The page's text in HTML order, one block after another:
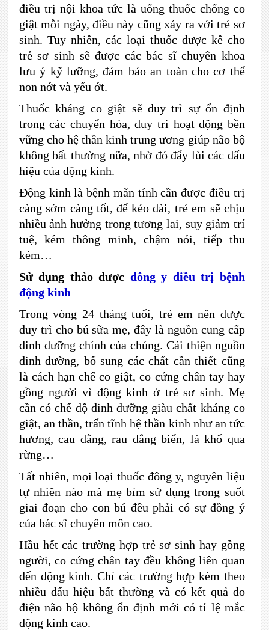
điều trị nội khoa tức là uống thuốc chống co
giật mỗi ngày, điều này cũng xảy ra với trẻ sơ
sinh. Tuy nhiên, các loại thuốc được kê cho
trẻ sơ sinh sẽ được các bác sĩ chuyên khoa
lưu ý kỹ lưỡng, đảm bảo an toàn cho cơ thể
non nớt và yếu ớt.
Thuốc kháng co giật sẽ duy trì sự ổn định
trong các chuyển hóa, duy trì hoạt động bền
vững cho hệ thần kinh trung ương giúp não bộ
không bất thường nữa, nhờ đó đẩy lùi các dấu
hiệu của động kinh.
Động kinh là bệnh mãn tính cần được điều trị
càng sớm càng tốt, để kéo dài, trẻ em sẽ chịu
nhiều ảnh hưởng trong tương lai, suy giảm trí
tuệ, kém thông minh, chậm nói, tiếp thu
kém…
Sử dụng thảo dược đông y điều trị bệnh
động kinh
Trong vòng 24 tháng tuổi, trẻ em nên được
duy trì cho bú sữa mẹ, đây là nguồn cung cấp
dinh dưỡng chính của chúng. Cải thiện nguồn
dinh dưỡng, bổ sung các chất cần thiết cũng
là cách hạn chế co giật, co cứng chân tay hay
gồng người vì động kinh ở trẻ sơ sinh. Mẹ
cần có chế độ dinh dưỡng giàu chất kháng co
giật, an thần, trấn tĩnh hệ thần kinh như an tức
hương, cau đằng, rau đắng biển, lá khổ qua
rừng…
Tất nhiên, mọi loại thuốc đông y, nguyên liệu
tự nhiên nào mà mẹ bỉm sử dụng trong suốt
giai đoạn cho con bú đều phải có sự đồng ý
của bác sĩ chuyên môn cao.
Hầu hết các trường hợp trẻ sơ sinh hay gồng
người, co cứng chân tay đều không liên quan
đến động kinh. Chỉ các trường hợp kèm theo
nhiều dấu hiệu bất thường và có kết quả đo
điện não bộ không ổn định mới có tỉ lệ mắc
động kinh cao.